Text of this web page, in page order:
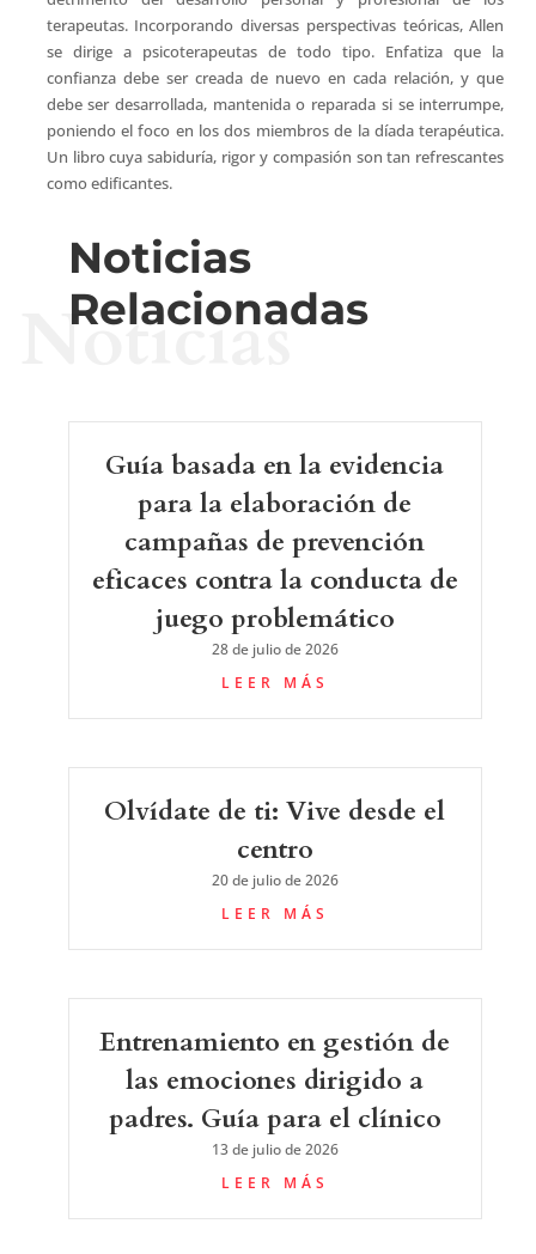
terapeutas. Incorporando diversas perspectivas teóricas, Allen
se dirige a psicoterapeutas de todo tipo. Enfatiza que la
confianza debe ser creada de nuevo en cada relación, y que
debe ser desarrollada, mantenida o reparada si se interrumpe,
poniendo el foco en los dos miembros de la díada terapéutica.
Un libro cuya sabiduría, rigor y compasión son tan refrescantes
como edificantes.
Noticias
Relacionadas
Noticias
Guía basada en la evidencia
para la elaboración de
campañas de prevención
eficaces contra la conducta de
juego problemático
28 de julio de 2026
LEER MÁS
Olvídate de ti: Vive desde el
centro
20 de julio de 2026
LEER MÁS
Entrenamiento en gestión de
las emociones dirigido a
padres. Guía para el clínico
13 de julio de 2026
LEER MÁS